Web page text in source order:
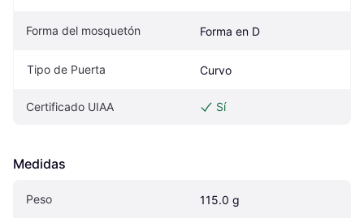
Forma del mosquetón Forma en D
Tipo de Puerta Curvo
Certificado UIAA Sí
Medidas
Peso 115.0 g